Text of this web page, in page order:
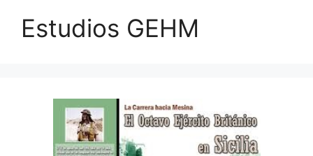
Estudios GEHM